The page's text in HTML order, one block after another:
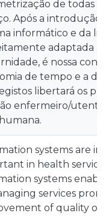
de todas
Após a introdução
informático e da
adaptada à
é nossa
de tempo e a
libertará os
enfermeiro/
systems are
in health
systems
services
of quality of